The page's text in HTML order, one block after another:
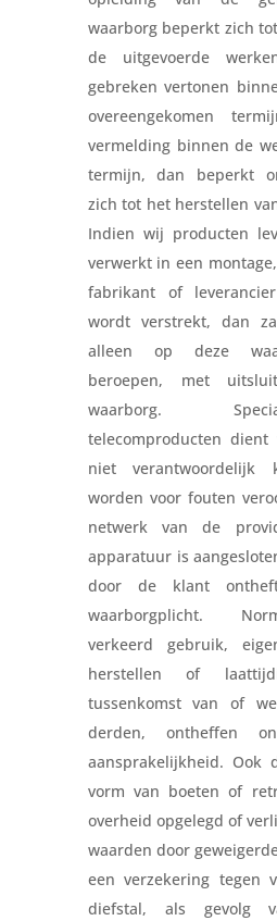
waarborg beperkt zich
de uitgevoerde
gebreken vertonen
overeengekomen
vermelding binnen de
termijn, dan beperkt
zich tot het herstellen
Indien wij producten
verwerkt in een
fabrikant of
wordt verstrekt, dan
alleen op deze
beroepen, met
waarborg.
telecomproducten
niet verantwoordelijk
worden voor fouten
netwerk van de
apparatuur is
door de klant
waarborgplicht.
verkeerd gebruik,
herstellen of
tussenkomst van of
derden, ontheffen
aansprakelijkheid. Ook
vorm van boeten of
overheid opgelegd of
waarden door
een verzekering tegen
diefstal, als gevolg